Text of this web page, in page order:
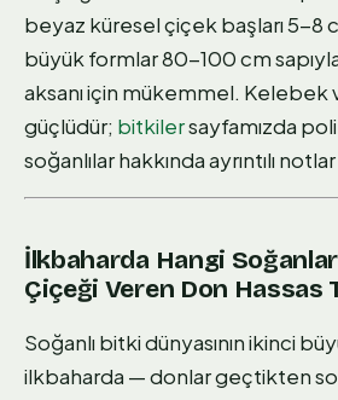
beyaz küresel çiçek başları 5-8
büyük formlar 80-100 cm
aksanı için mükemmel. Kelebek
güçlüdür; bitkilersayfamızda
soğanlılar hakkında ayrıntılı
İlkbaharda Hangi
Çiçeği Veren Don Hassas
Soğanlı bitki dünyasının ikinci
ilkbaharda — donlar geçtikten